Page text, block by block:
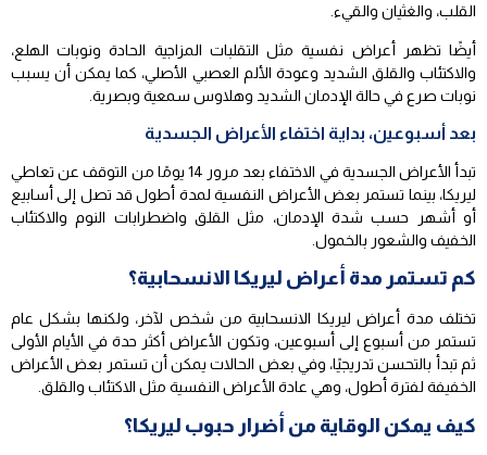
القلب، والغثيان والقيء.
أيضًا تظهر أعراض نفسية مثل التقلبات المزاجية الحادة ونوبات الهلع،
والاكتئاب والقلق الشديد وعودة الألم العصبي الأصلي، كما يمكن أن يسبب
نوبات صرع في حالة الإدمان الشديد وهلاوس سمعية وبصرية.
بعد أسبوعين، بداية اختفاء الأعراض الجسدية
تبدأ الأعراض الجسدية في الاختفاء بعد مرور 14 يومًا من التوقف عن تعاطي
ليريكا، بينما تستمر بعض الأعراض النفسية لمدة أطول قد تصل إلى أسابيع
أو أشهر حسب شدة الإدمان، مثل القلق واضطرابات النوم والاكتئاب
الخفيف والشعور بالخمول.
كم تستمر مدة أعراض ليريكا الانسحابية؟
تختلف مدة أعراض ليريكا الانسحابية من شخص لآخر، ولكنها بشكل عام
تستمر من أسبوع إلى أسبوعين، وتكون الأعراض أكثر حدة في الأيام الأولى
ثم تبدأ بالتحسن تدريجيًا، وفي بعض الحالات يمكن أن تستمر بعض الأعراض
الخفيفة لفترة أطول، وهي عادة الأعراض النفسية مثل الاكتئاب والقلق.
كيف يمكن الوقاية من أضرار حبوب ليريكا؟